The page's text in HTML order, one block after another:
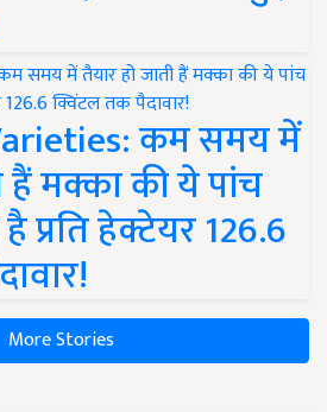
कम समय में
हैं मक्का की ये पांच
प्रति हेक्टेयर 126.6
More Stories